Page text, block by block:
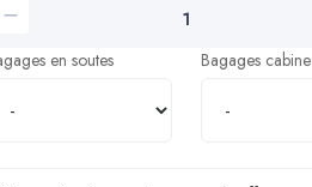
en soutes Bagages cabine